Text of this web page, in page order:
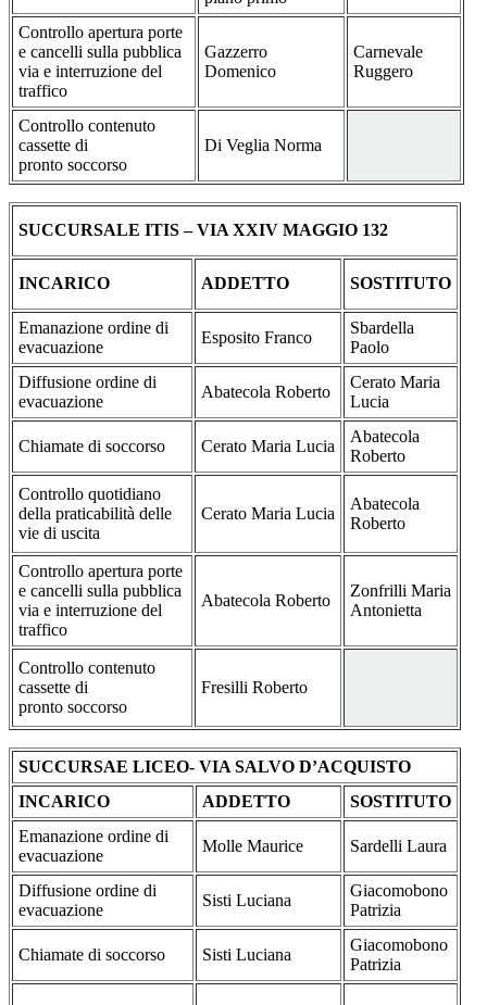
Controllo apertura porte
e cancelli sulla pubblica
via e interruzione del
traffico
Gazzerro
Domenico
Carnevale
Ruggero
Controllo contenuto
cassette di
pronto soccorso
Di Veglia Norma
SUCCURSALE ITIS – VIA XXIV MAGGIO 132
INCARICO ADDETTO SOSTITUTO
Emanazione ordine di
evacuazione
Esposito Franco
Sbardella
Paolo
Diffusione ordine di
evacuazione
Abatecola Roberto
Cerato Maria
Lucia
Chiamate di soccorso Cerato Maria Lucia
Abatecola
Roberto
Controllo quotidiano
della praticabilità delle
vie di uscita
Cerato Maria Lucia
Abatecola
Roberto
Controllo apertura porte
e cancelli sulla pubblica
via e interruzione del
traffico
Abatecola Roberto
Zonfrilli Maria
Antonietta
Controllo contenuto
cassette di
pronto soccorso
Fresilli Roberto
SUCCURSAE LICEO- VIA SALVO D’ACQUISTO
INCARICO
ADDETTO
SOSTITUTO
Emanazione ordine di
evacuazione
Molle Maurice Sardelli Laura
Diffusione ordine di
evacuazione
Sisti Luciana
Giacomobono
Patrizia
Chiamate di soccorso Sisti Luciana
Giacomobono
Patrizia